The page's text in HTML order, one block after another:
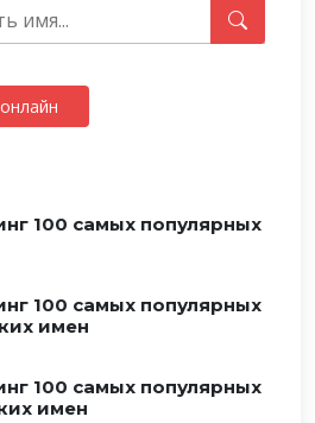
100 самых популярных
100 самых популярных
имен
100 самых популярных
имен